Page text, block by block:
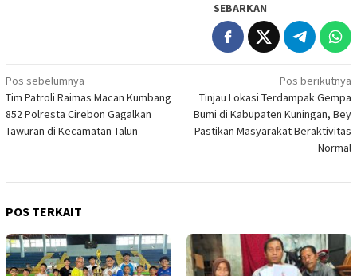
SEBARKAN
Navigasi
pos
Pos sebelumnya
Tim Patroli Raimas Macan Kumbang
852 Polresta Cirebon Gagalkan
Tawuran di Kecamatan Talun
Pos berikutnya
Tinjau Lokasi Terdampak Gempa
Bumi di Kabupaten Kuningan, Bey
Pastikan Masyarakat Beraktivitas
Normal
POS TERKAIT